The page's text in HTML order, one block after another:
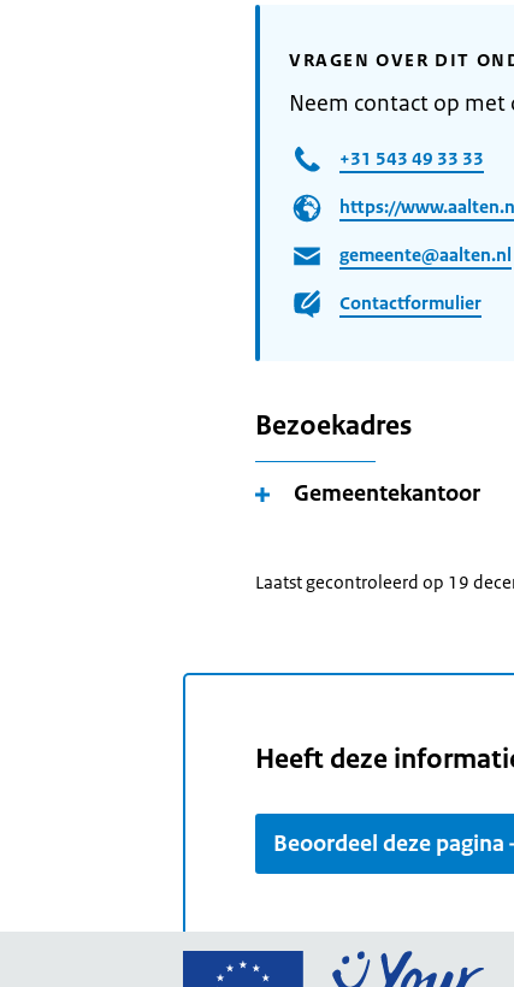
VRAGEN OVER DIT
Neem contact op
+31 543 49 33 33
https://
gemeente@aalten.nl
Contactformulier
Bezoekadres
Gemeentekantoor
Laatst gecontroleerd op 19
Heeft deze
Beoordeel deze pagina
Ga